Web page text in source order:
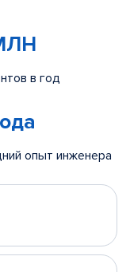
в год
опыт инженера